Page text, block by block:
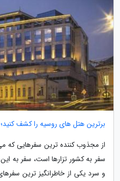
برترین هتل های روسیه را کشف
از مجذوب کننده ترین سفرهایی که
سفر به کشور تزارها است، سفر به
و سرد یکی از خاطرانگیز ترین